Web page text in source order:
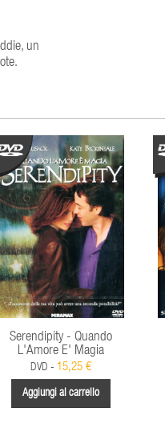
un
Serendipity - Quando
L'Amore E' Magia
DVD - 15,25 €
Aggiungi al carrello